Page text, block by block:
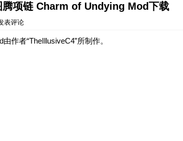
腾项链 Charm of Undying Mod下载
表评论
作者“TheIllusiveC4”所制作。